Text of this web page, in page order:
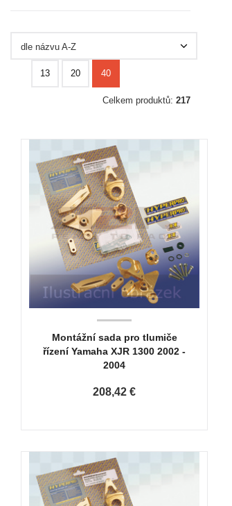
dle názvu A-Z
13 20 40
Celkem produktů: 217
Montážní sada pro tlumiče
řízení Yamaha XJR 1300 2002 -
2004
208,42 €